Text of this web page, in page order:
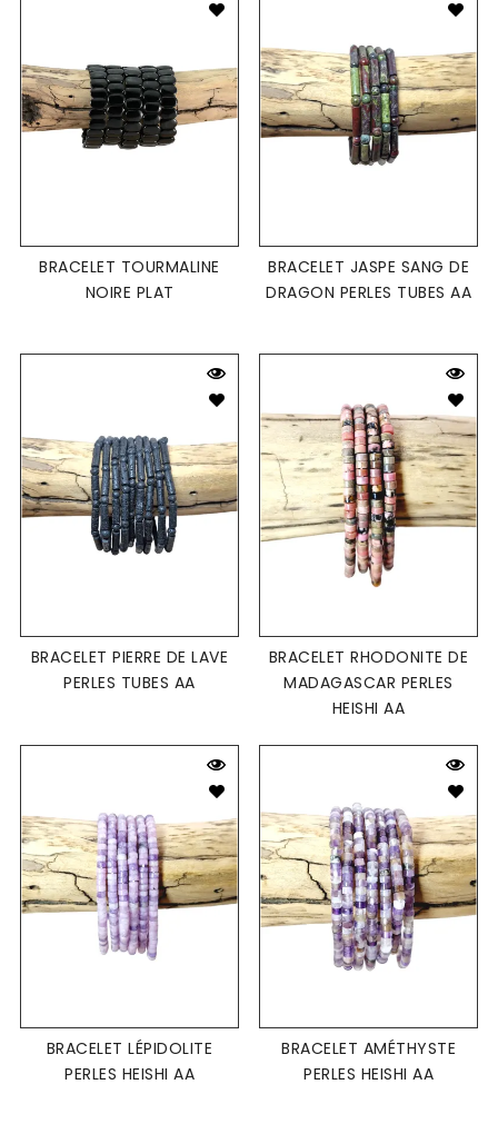
BRACELET TOURMALINE
NOIRE PLAT
BRACELET JASPE SANG DE
DRAGON PERLES TUBES AA
BRACELET PIERRE DE LAVE
PERLES TUBES AA
BRACELET RHODONITE DE
MADAGASCAR PERLES
HEISHI AA
BRACELET LÉPIDOLITE
PERLES HEISHI AA
BRACELET AMÉTHYSTE
PERLES HEISHI AA